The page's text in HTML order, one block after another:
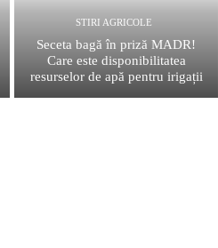
STIRI AGRICOLE
Seceta bagă în priză MADR!
Care este disponibilitatea
resurselor de apă pentru irigații